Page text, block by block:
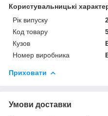
Користувальницькі
Рік випуску
Код товару
Кузов
Номер виробника
Приховати
Умови доставки